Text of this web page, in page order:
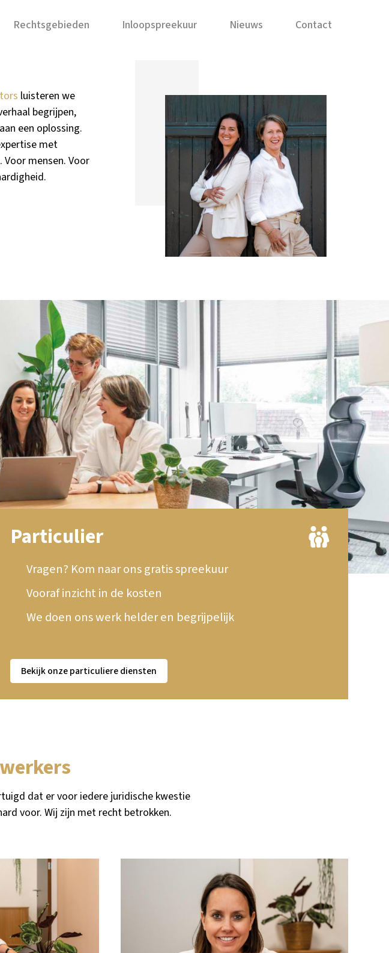
Rechtsgebieden Inloopspreekuur Nieuws Contact
luisteren we
begrijpen,
een oplossing.
met
mensen. Voor
Particulier
Vragen? Kom naar ons gratis spreekuur
Vooraf inzicht in de kosten
We doen ons werk helder en begrijpelijk
Bekijk onze particuliere diensten
dat er voor iedere juridische kwestie
voor. Wij zijn met recht betrokken.